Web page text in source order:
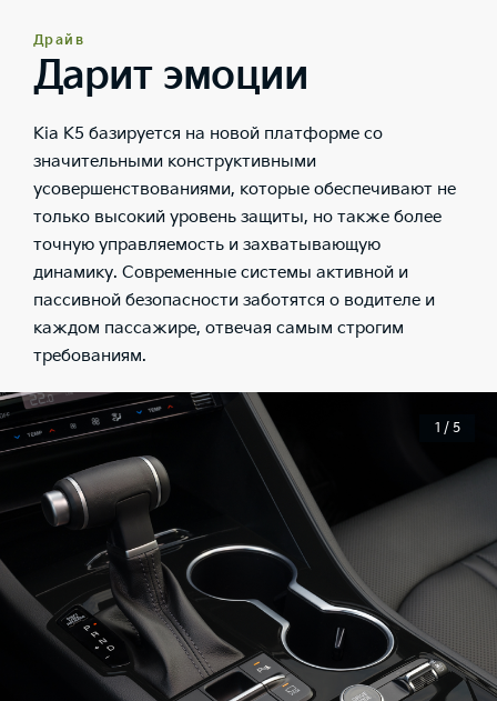
Драйв
Дарит эмоции
Kia K5 базируется на новой платформе со
значительными конструктивными
усовершенствованиями, которые обеспечивают не
только высокий уровень защиты, но также более
точную управляемость и захватывающую
динамику. Современные системы активной и
пассивной безопасности заботятся о водителе и
каждом пассажире, отвечая самым строгим
требованиям.
1 / 5